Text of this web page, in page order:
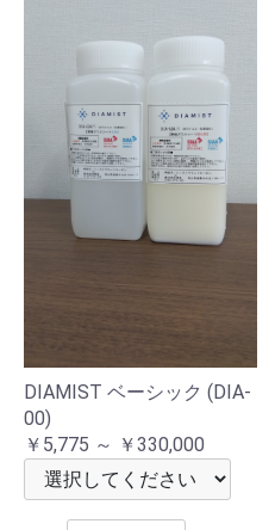
DIAMIST ベーシック (DIA-
00)
￥5,775 ～ ￥330,000